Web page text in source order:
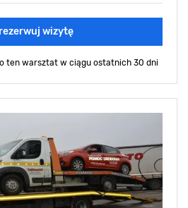
wizytę
ten warsztat w ciągu ostatnich 30 dni